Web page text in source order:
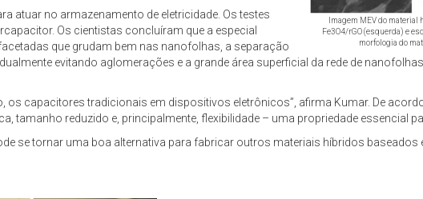
Imagem MEV do
Fe3O4/rGO (esquerda) e
morfologia do
atuar no armazenamento de eletricidade. Os testes
Os cientistas concluíram que a especial
que grudam bem nas nanofolhas, a separação
evitando aglomerações e a grande área superficial da rede de
capacitores tradicionais em dispositivos eletrônicos”, afirma Kumar. De
reduzido e, principalmente, flexibilidade – uma propriedade essencial
se tornar uma boa alternativa para fabricar outros materiais híbridos